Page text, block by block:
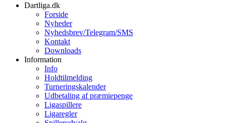
Dartliga.dk
Forside
Nyheder
Nyhedsbrev/Telegram/SMS
Kontakt
Downloads
Information
Info
Holdtilmelding
Turneringskalender
Udbetaling af præmiepenge
Ligaspillere
Ligaregler